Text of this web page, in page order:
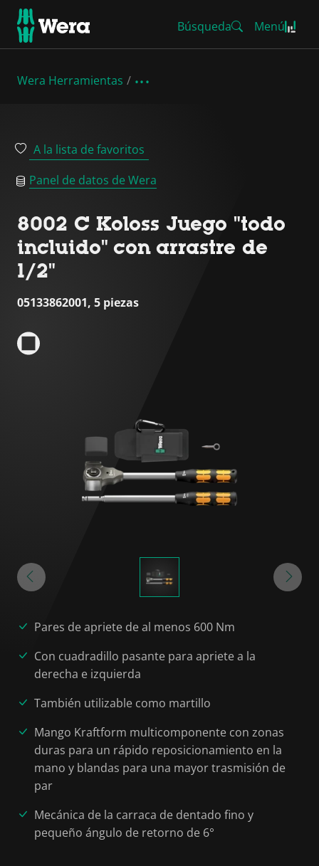
Búsqueda Menú
Wera Herramientas
A la lista de favoritos
Panel de datos de Wera
8002 C Koloss Juego "todo
incluido" con arrastre de
1/2"
05133862001, 5 piezas
Pares de apriete de al menos 600 Nm
Con cuadradillo pasante para apriete a la
derecha e izquierda
También utilizable como martillo
Mango Kraftform multicomponente con zonas
duras para un rápido reposicionamiento en la
mano y blandas para una mayor trasmisión de
par
Mecánica de la carraca de dentado fino y
pequeño ángulo de retorno de 6°